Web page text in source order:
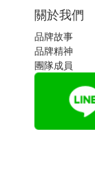
關於我們
品牌故事
品牌精神
團隊成員